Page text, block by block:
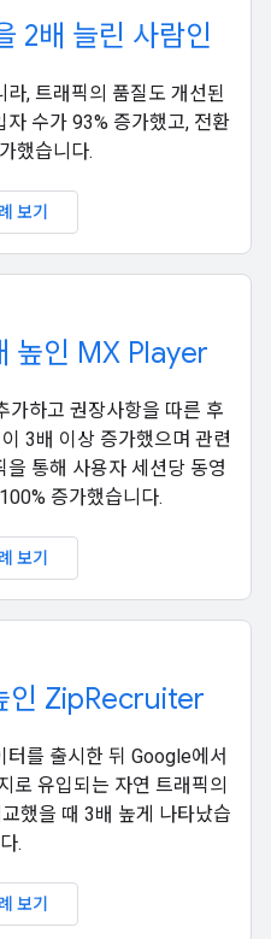
2배 늘린 사람인
, 트래픽의 품질도 개선된
수가 93% 증가했고, 전환
했습니다.
보기
높인 MX Player
가하고 권장사항을 따른 후
3배 이상 증가했으며 관련
통해 사용자 세션당 동영
증가했습니다.
보기
인 ZipRecruiter
터를 출시한 뒤 Google에서
로 유입되는 자연 트래픽의
했을 때 3배 높게 나타났습
.
보기